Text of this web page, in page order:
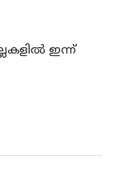
ഇന്ന്